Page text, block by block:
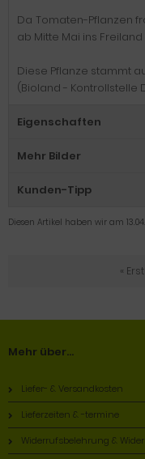
Da Tomaten-Pflanzen
ab Mitte Mai ins Freiland
Diese Pflanze stammt
(Bioland - Kontrollstelle
Eigenschaften
Mehr Bilder
Kunden-Tipp
Diesen Artikel haben wir am
«
Mehr über...
Liefer- & Versandkosten
Lieferzeiten & -termine
Widerrufsbelehrung &